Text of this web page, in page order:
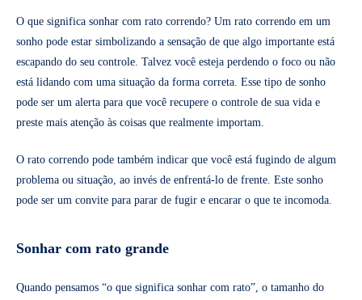
O que significa sonhar com rato correndo? Um rato correndo em um
sonho pode estar simbolizando a sensação de que algo importante está
escapando do seu controle. Talvez você esteja perdendo o foco ou não
está lidando com uma situação da forma correta. Esse tipo de sonho
pode ser um alerta para que você recupere o controle de sua vida e
preste mais atenção às coisas que realmente importam.
O rato correndo pode também indicar que você está fugindo de algum
problema ou situação, ao invés de enfrentá-lo de frente. Este sonho
pode ser um convite para parar de fugir e encarar o que te incomoda.
Sonhar com rato grande
Quando pensamos “o que significa sonhar com rato”, o tamanho do